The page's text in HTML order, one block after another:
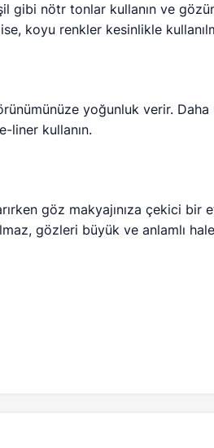
nötr tonlar kullanın ve gözün
koyu renkler kesinlikle
yoğunluk verir.
liner kullanın.
göz makyajınıza çekici bir
gözleri büyük ve anlamlı